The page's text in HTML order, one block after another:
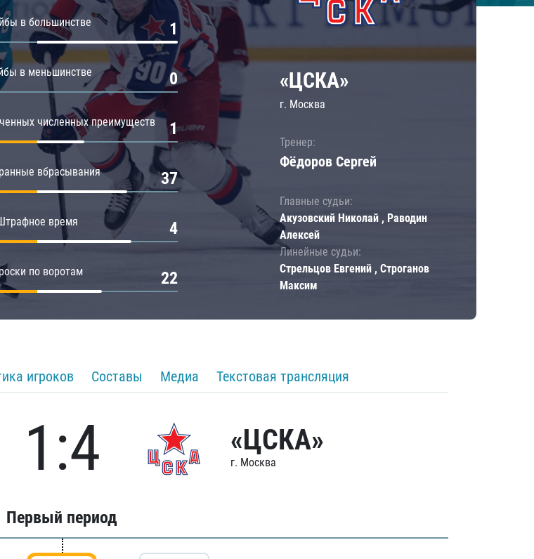
в большинстве 1
в меньшинстве 0
численных преимуществ 1
вбрасывания 37
время 4
по воротам 22
«ЦСКА»
г. Москва
Тренер:
Фёдоров Сергей
Главные судьи:
Акузовский Николай , Раводин
Алексей
Линейные судьи:
Стрельцов Евгений , Строганов
Максим
игроков Составы Медиа Текстовая трансляция
1:4 «ЦСКА»
г. Москва
Первый период